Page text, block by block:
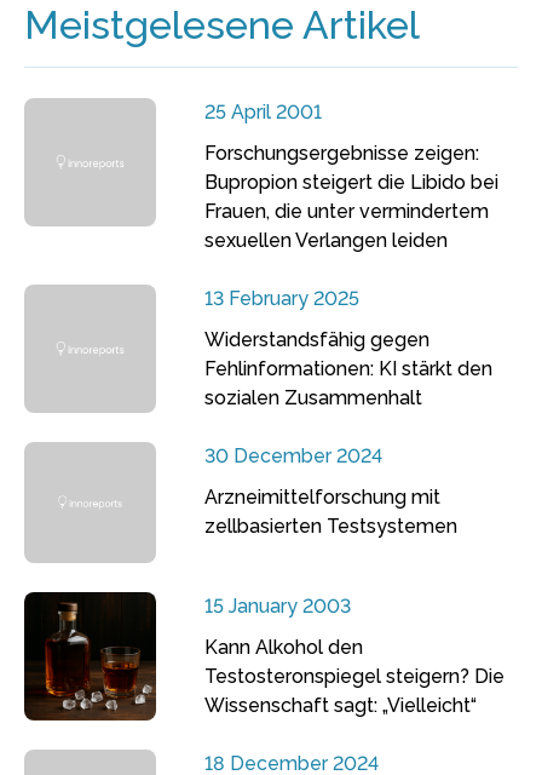
Meistgelesene Artikel
25 April 2001
Forschungsergebnisse zeigen:
Bupropion steigert die Libido bei
Frauen, die unter vermindertem
sexuellen Verlangen leiden
13 February 2025
Widerstandsfähig gegen
Fehlinformationen: KI stärkt den
sozialen Zusammenhalt
30 December 2024
Arzneimittelforschung mit
zellbasierten Testsystemen
15 January 2003
Kann Alkohol den
Testosteronspiegel steigern? Die
Wissenschaft sagt: „Vielleicht“
18 December 2024